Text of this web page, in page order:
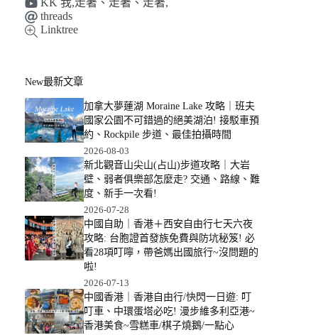
threads
Linktree
New最新文章
加拿大夢蓮湖 Moraine Lake 攻略｜班夫
國家公園不可錯過的絕美湖泊! 接駁車預
約、Rockpile 步道、最佳拍攝時間
2026-08-03
新北觀音山尖山(占山)步道攻略｜大岩
壁、弱者俱樂部怎麼走? 交通、路線、難
度、新手一次看!
2026-07-28
中國自助｜香港＋西安自由行七天六夜
攻略: 台胞證首發族免費與防坑秘笈! 必
看28項叮嚀，帶爸媽出國旅行~沒問題的
啦!
2026-07-13
中國香港｜香港自由行/快閃一日遊: 叮
叮車、中環蛋塔必吃! 漫步維多利亞港~
香港美食~雪糕車/棋子燒鵝/一點心